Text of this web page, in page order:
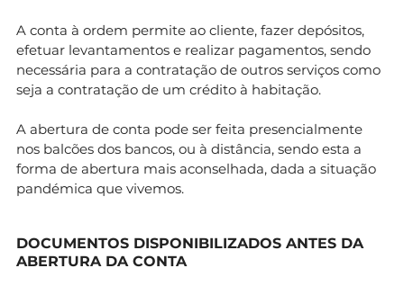
A conta à ordem permite ao cliente, fazer depósitos,
efetuar levantamentos e realizar pagamentos, sendo
necessária para a contratação de outros serviços como
seja a contratação de um crédito à habitação.
A abertura de conta pode ser feita presencialmente
nos balcões dos bancos, ou à distância, sendo esta a
forma de abertura mais aconselhada, dada a situação
pandémica que vivemos.
DOCUMENTOS DISPONIBILIZADOS ANTES DA
ABERTURA DA CONTA